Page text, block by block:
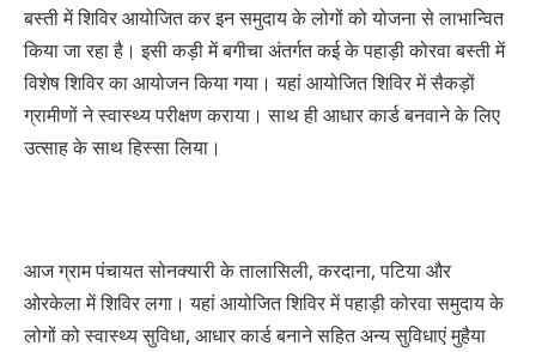
बस्ती में शिविर आयोजित कर इन समुदाय के लोगों को योजना से लाभान्वित
किया जा रहा है। इसी कड़ी में बगीचा अंतर्गत कई के पहाड़ी कोरवा बस्ती में
विशेष शिविर का आयोजन किया गया। यहां आयोजित शिविर में सैकड़ों
ग्रामीणों ने स्वास्थ्य परीक्षण कराया। साथ ही आधार कार्ड बनवाने के लिए
उत्साह के साथ हिस्सा लिया।
आज ग्राम पंचायत सोनक्यारी के तालासिली, करदाना, पटिया और
ओरकेला में शिविर लगा। यहां आयोजित शिविर में पहाड़ी कोरवा समुदाय के
लोगों को स्वास्थ्य सुविधा, आधार कार्ड बनाने सहित अन्य सुविधाएं मुहैया